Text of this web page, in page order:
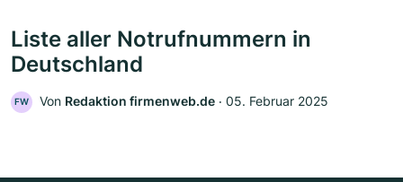
Liste aller Notrufnummern in
Deutschland
FW Von Redaktion firmenweb.de ‧ 05. Februar 2025